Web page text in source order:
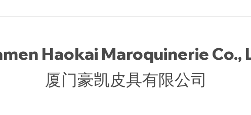
Haokai Maroquinerie Co.,
厦门豪凯皮具有限公司